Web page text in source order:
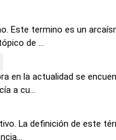
Este termino es un
de ...
en la actualidad se
a cu...
La definición de este